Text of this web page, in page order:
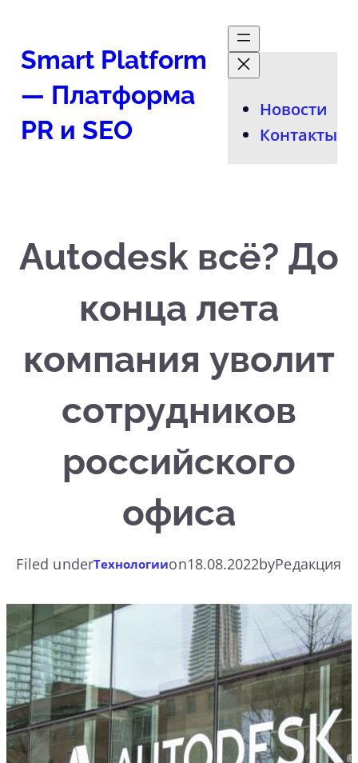
содержимому
Smart Platform
— Платформа
PR и SEO
Новости
Контакты
Autodesk всё? До
конца лета
компания уволит
сотрудников
российского
офиса
Filed underТехнологииon18.08.2022byРедакция